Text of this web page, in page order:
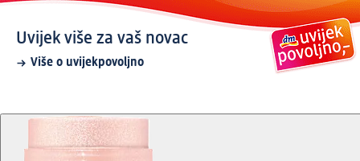
Uvijek više za vaš novac
Više o uvijekpovoljno